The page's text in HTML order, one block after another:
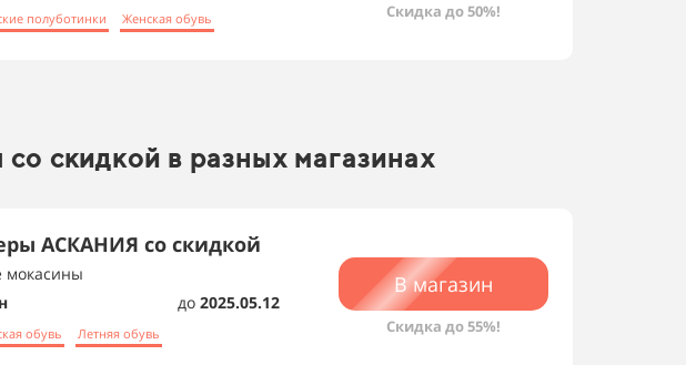
полуботинки Женская обувь Скидка до 50%!
скидкой в разных магазинах
АСКАНИЯ со скидкой
мокасины
до 2025.05.12
обувь Летняя обувь
В магазин
Скидка до 55%!